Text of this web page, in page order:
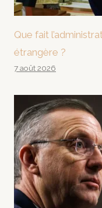
Que fait
étrangère ?
7 août 2026